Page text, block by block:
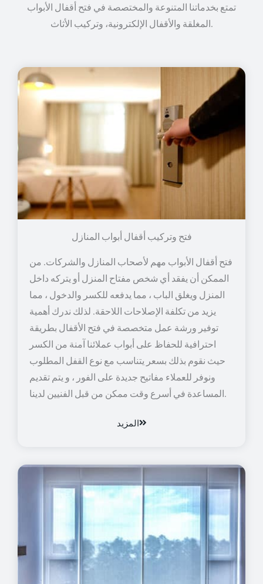
تمتع بخدماتنا المتنوعة والمختصصة في فتح أقفال الأبواب
فتح وتركيب أقفال أبواب المنازل
فتح أقفال الأبواب مهم لأصحاب المنازل والشركات. من
الممكن أن يفقد أي شخص مفتاح المنزل أو يتركه داخل
المنزل ويغلق الباب ، مما يدفعه للكسر والدخول ، مما
يزيد من تكلفة الإصلاحات اللاحقة. لذلك ندرك أهمية
توفير ورشة عمل متخصصة في فتح الأقفال بطريقة
احترافية للحفاظ على أبواب عملائنا آمنة من الكسر
حيث نقوم بذلك بسعر يتناسب مع نوع القفل المطلوب
ونوفر للعملاء مفاتيح جديدة على الفور ، و يتم تقديم
المساعدة في أسرع وقت ممكن من قبل الفنيين لدينا.
المزيد